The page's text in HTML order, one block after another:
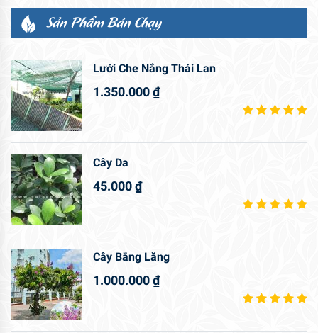
Sản Phẩm Bán Chạy
Lưới Che Nắng Thái Lan
1.350.000₫
Cây Da
45.000₫
Cây Bằng Lăng
1.000.000₫